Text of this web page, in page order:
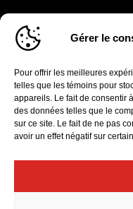
Gérer le
Pour offrir les meilleures
telles que les témoins pour
appareils. Le fait de consentir
des données telles que le
sur ce site. Le fait de ne pas
avoir un effet négatif sur
Cliquez pour
et activer ce
Politique de confidentialité